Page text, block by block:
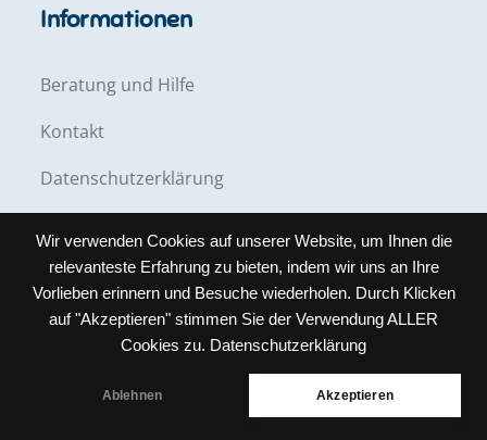
Wir verwenden Cookies auf unserer Website, um Ihnen die
relevanteste Erfahrung zu bieten, indem wir uns an Ihre
Vorlieben erinnern und Besuche wiederholen. Durch Klicken
auf "Akzeptieren" stimmen Sie der Verwendung ALLER
Cookies zu. Datenschutzerklärung
Ablehnen Akzeptieren
Informationen
Beratung und Hilfe
Kontakt
Datenschutzerklärung
Copyright © All rights reserved. Theme Creativ
Creativ Themes